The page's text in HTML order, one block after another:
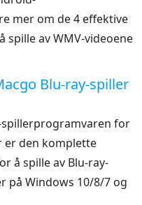
mer om de 4 effektive
av WMV-videoene
Blu-ray-spiller
for
er den komplette
å spille av Blu-ray-
på Windows 10/8/7 og